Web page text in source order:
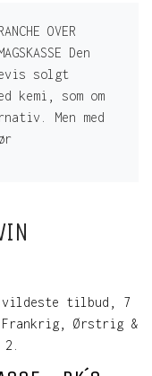
OVER
Den
solgt
kemi, som om
Men med